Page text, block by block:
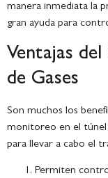
manera inmediata la
gran ayuda para
Ventajas
de Gases
Son muchos los
monitoreo en el túnel
para llevar a cabo el
Permiten